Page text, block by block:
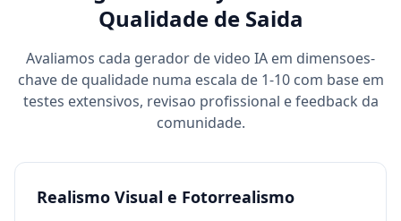
Qualidade de Saida
Avaliamos cada gerador de video IA em dimensoes-
chave de qualidade numa escala de 1-10 com base em
testes extensivos, revisao profissional e feedback da
comunidade.
Realismo Visual e Fotorrealismo